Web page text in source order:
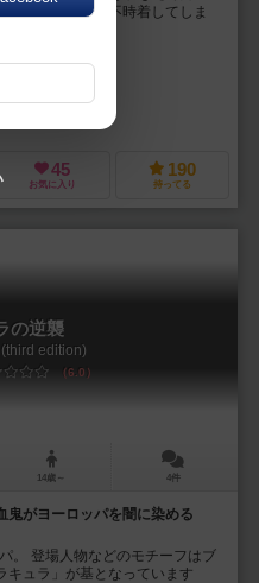
未知の惑星に不時着してしま
ルーク・ローリー（Luke Laurie）
）
45
お気に入り
190
持ってる
の逆襲
edition)
6.0
14歳～ 4件
鬼がヨーロッパを闇に染める
。 登場人物などのモチーフはブ
キュラ」が基となっています